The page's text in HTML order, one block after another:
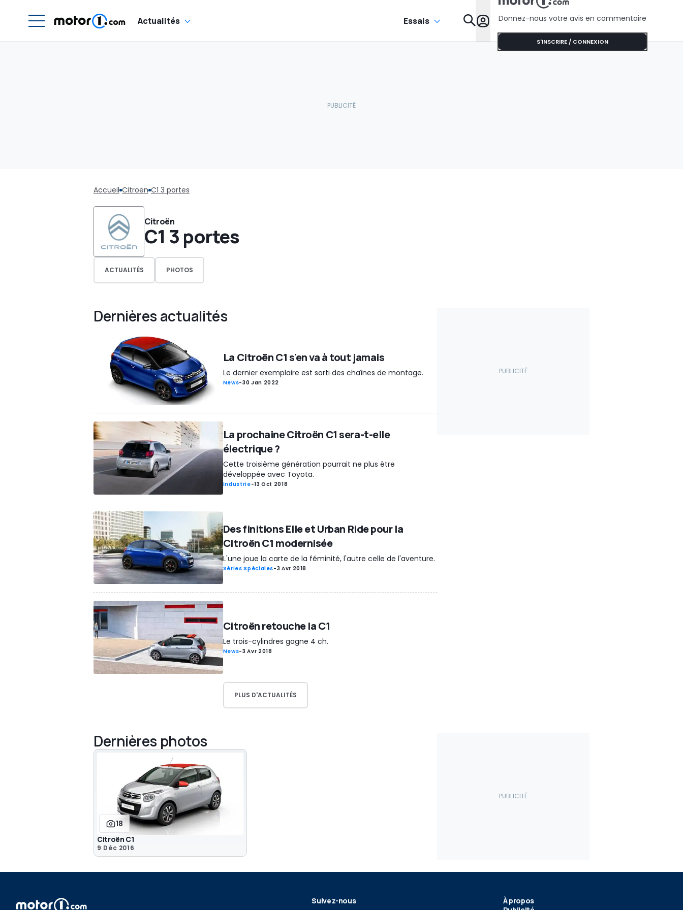
Actualités Essais Donnez-nous votre avis en commentaire
S'INSCRIRE / CONNEXION
Accueil Citroën C1 3 portes
Citroën
C1 3 portes
ACTUALITÉS PHOTOS
Dernières actualités
La Citroën C1 s'en va à tout jamais
Le dernier exemplaire est sorti des chaînes de montage.
News-30 Jan 2022
La prochaine Citroën C1 sera-t-elle
électrique ?
Cette troisième génération pourrait ne plus être
développée avec Toyota.
Industrie-13 Oct 2018
Des finitions Elle et Urban Ride pour la
Citroën C1 modernisée
L'une joue la carte de la féminité, l'autre celle de l'aventure.
Séries Spéciales-3 Avr 2018
Citroën retouche la C1
Le trois-cylindres gagne 4 ch.
News-3 Avr 2018
PLUS D'ACTUALITÉS
Dernières photos
18
Citroën C1
9 Déc 2016
Suivez-nous
À propos